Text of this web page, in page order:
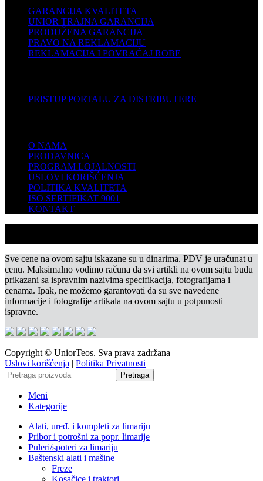
GARANCIJA KVALITETA
UNIOR TRAJNA GARANCIJA
PRODUŽENA GARANCIJA
PRAVO NA REKLAMACIJU
REKLAMACIJA I POVRAĆAJ ROBE
PRISTUP PORTALU ZA DISTRIBUTERE
O NAMA
PRODAVNICA
PROGRAM LOJALNOSTI
USLOVI KORIŠĆENJA
POLITIKA KVALITETA
ISO SERTIFIKAT 9001
KONTAKT
Sve cene na ovom sajtu iskazane su u dinarima. PDV je uračunat u
cenu. Maksimalno vodimo računa da svi artikli na ovom sajtu budu
prikazani sa ispravnim nazivima specifikacija, fotografijama i
cenama. Ipak, ne možemo garantovati da su sve navedene
informacije i fotografije artikala na ovom sajtu u potpunosti
ispravne.
Copyright © UniorTeos. Sva prava zadržana
Uslovi korišćenja | Politika Privatnosti
Pretraga
Meni
Kategorije
Alati, uređ. i kompleti za limariju
Pribor i potrošni za popr. limarije
Puleri/spoteri za limariju
Baštenski alati i mašine
Freze
Kosačice i traktori